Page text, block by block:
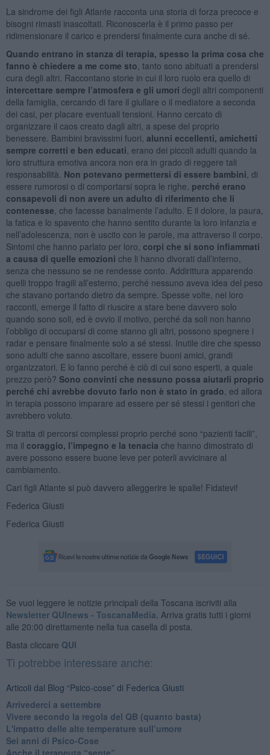
La sindrome dei figli Atlante racconta una storia di forza precoce e
bisogni rimasti inascoltati. Riconoscerla è il primo passo per
ridimensionare il carico e prendersi finalmente cura anche di sé.
Quando entrano in stanza di terapia, spesso la prima cosa che
fanno è chiedere a me come sto , tanto sono abituati a prendersi
cura degli altri. Raccontano storie in cui il loro ruolo era quello di
intercettare sempre l’atmosfera e gli umori degli altri componenti
della famiglia, cercando di fare il giullare o il mediatore a seconda
dei casi, per placare eventuali tensioni. Hanno cercato di
organizzare il caos creato dagli altri, a spese del proprio
benessere. Bambini bravissimi fuori, alunni eccellenti, amichetti
sempre corretti e ben educati , erano dei piccoli adulti quando la
loro struttura emotiva ancora non era in grado di reggere tali
responsabilità. Non potevano permettersi di essere bambini , di
essere rumorosi o di comportarsi sopra le righe, perché erano
consapevoli di non avere un adulto di riferimento che li
contenesse , che facesse banalmente l’adulto. E il dolore, la paura,
la fatica e lo spavento che hanno sentito durante la loro infanzia e
nell’adolescenza, non è uscito con le parole, ma attraverso il corpo.
Sintomi che hanno parlato per loro, corpi che si sono infiammati
a causa di quelle emozioni che li hanno divorati dall’interno,
senza che nessuno se ne rendesse conto. Addirittura apparendo
quelli troppo fragili all’esterno, perché nessuno aveva idea del peso
che stavano portando dietro da sempre. Spesse volte, nei loro
racconti, emerge il fatto di riuscire a stare bene davvero solo
quando sono soli, ed è ovvio il motivo, perché da soli non hanno
l’obbligo di occuparsi di come stanno gli altri, possono spegnere i
radar e pensare finalmente solo a sé stessi. Inutile dire che spesso
sono adulti che sanno ascoltare, essere buoni amici, grandi
organizzatori. E lo fanno perché è ciò di cui sono esperti, a quale
prezzo però? Sono convinti che nessuno possa aiutarli proprio
perché chi avrebbe dovuto farlo non è stato in grado , ed allora
in terapia possono imparare ad essere per sé stessi i genitori che
avrebbero voluto.
Si tratta di percorsi complessi proprio perché sono “pazienti facili”,
ma il coraggio, l’impegno e la tenacia che hanno dimostrato di
avere possono essere buone leve per poterli avvicinare al
cambiamento.
Cari figli Atlante si può davvero alleggerire le spalle! Fidatevi!
Federica Giusti
Federica Giusti
Se vuoi leggere le notizie principali della Toscana iscriviti alla
Newsletter QUInews - ToscanaMedia. Arriva gratis tutti i giorni
alle 20:00 direttamente nella tua casella di posta.
Basta cliccare QUI
Ti potrebbe interessare anche:
Articoli dal Blog “Psico-cose” di Federica Giusti
​Arrivederci a settembre
​Vivere secondo la regola del QB (quanto basta)
​L'impatto delle alte temperature sull’umore
Sei anni di Psico-Cose
​Anche il terapeuta “sente”